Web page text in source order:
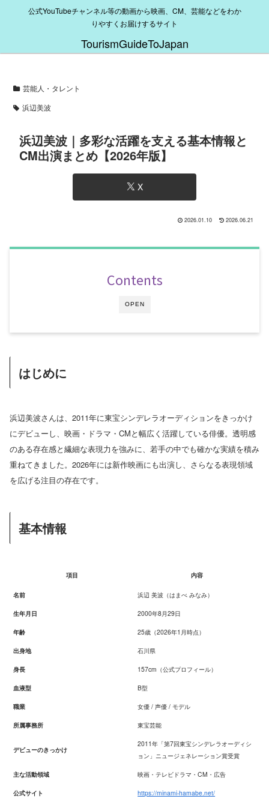
公式YouTubeチャンネル等の動画から映画、CM、芸能などをわか
りやすくお届けするサイト
TourismGuideToJapan
芸能人・タレント
浜辺美波
浜辺美波｜多彩な活躍を支える基本情報と
CM出演まとめ【2026年版】
X
2026.01.10 2026.06.21
OPEN
Contents
はじめに
浜辺美波さんは、2011年に東宝シンデレラオーディションをきっかけ
にデビューし、映画・ドラマ・CMと幅広く活躍している俳優。透明感
のある存在感と繊細な表現力を強みに、若手の中でも確かな実績を積み
重ねてきました。2026年には新作映画にも出演し、さらなる表現領域
を広げる注目の存在です。
基本情報
項目 内容
名前 浜辺 美波（はまべ みなみ）
生年月日 2000年8月29日
年齢 25歳（2026年1月時点）
出身地 石川県
身長 157cm（公式プロフィール）
血液型 B型
職業 女優 / 声優 / モデル
所属事務所 東宝芸能
デビューのきっかけ
2011年「第7回東宝シンデレラオーディシ
ョン」ニュージェネレーション賞受賞
主な活動領域 映画・テレビドラマ・CM・広告
公式サイト https://minami-hamabe.net/